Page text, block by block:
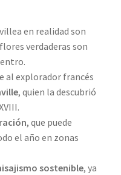
en realidad son
verdaderas son
al explorador francés
, quien la descubrió
, que puede
el año en zonas
sostenible, ya